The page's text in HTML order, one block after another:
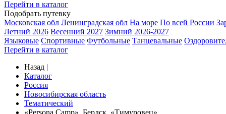
Перейти в каталог
Подобрать путевку
Московская обл Ленинградская обл На море По всей России
Летний 2026 Весенний 2027 Зимний 2026-2027
Языковые Спортивные Футбольные Танцевальные
Перейти в каталог
Назад |
Каталог
Россия
Новосибирская область
Тематический
«Persona Camp», Бердск, «Тимуровец»